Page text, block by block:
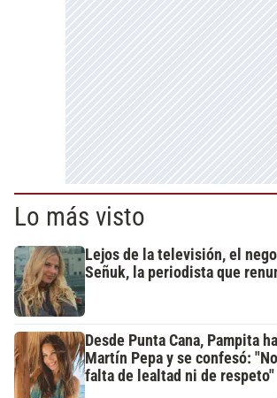
Lo más visto
Lejos de la televisión, el
Señuk, la periodista que
Desde Punta Cana, Pampita
Martín Pepa y se confesó:
falta de lealtad ni de respeto"